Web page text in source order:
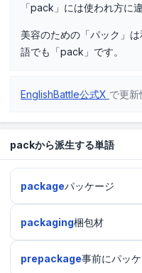
「pack」には使われ方に
美容のための「パック」
語でも「pack」です。
EnglishBattle公式X で更新
packから派生する単語
packageパッケージ
packaging梱包材
prepackage事前にパッ